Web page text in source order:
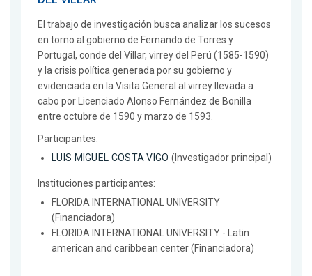
El trabajo de investigación busca analizar los sucesos
en torno al gobierno de Fernando de Torres y
Portugal, conde del Villar, virrey del Perú (1585-1590)
y la crisis política generada por su gobierno y
evidenciada en la Visita General al virrey llevada a
cabo por Licenciado Alonso Fernández de Bonilla
entre octubre de 1590 y marzo de 1593.
Participantes:
LUIS MIGUEL COSTA VIGO (Investigador principal)
Instituciones participantes:
FLORIDA INTERNATIONAL UNIVERSITY
(Financiadora)
FLORIDA INTERNATIONAL UNIVERSITY - Latin
american and caribbean center (Financiadora)